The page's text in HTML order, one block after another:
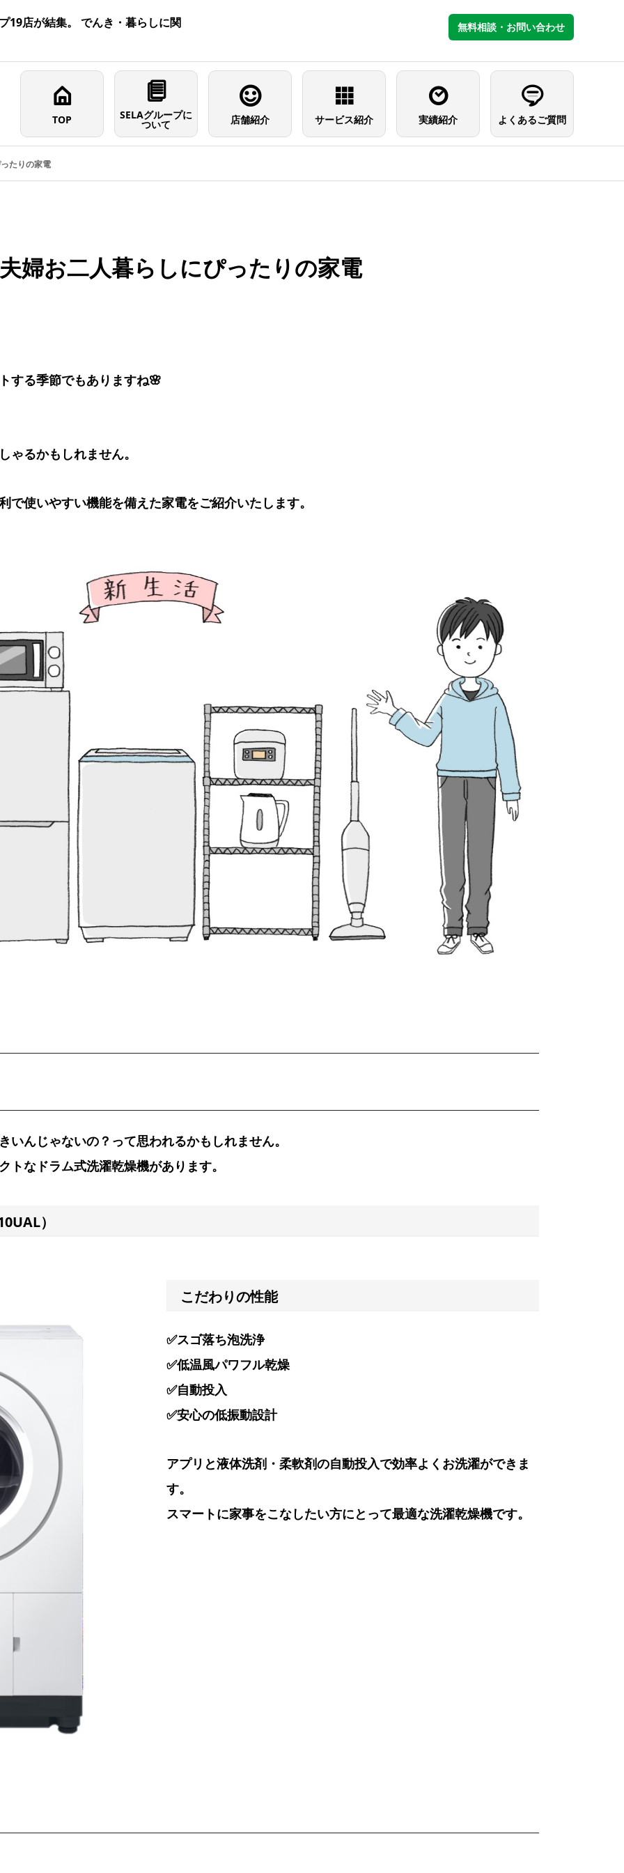
19店が結集。 でんき・暮らしに関 無料相談・お問い合わせ
TOP SELAグループに
ついて 店舗紹介 サービス紹介 実績紹介 よくあるご質問
たりの家電
婦お二人暮らしにぴったりの家電
する季節でもありますね🌸
ゃるかもしれません。
使いやすい機能を備えた家電をご紹介いたします。
んじゃないの？って思われるかもしれません。
なドラム式洗濯乾燥機があります。
）
こだわりの性能
✅スゴ落ち泡洗浄
✅低温風パワフル乾燥
✅自動投入
✅安心の低振動設計
アプリと液体洗剤・柔軟剤の自動投入で効率よくお洗濯ができま
す。
スマートに家事をこなしたい方にとって最適な洗濯乾燥機です。